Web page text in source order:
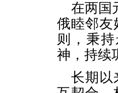
在两国
俄睦邻友
则，秉
神，持续
长期以